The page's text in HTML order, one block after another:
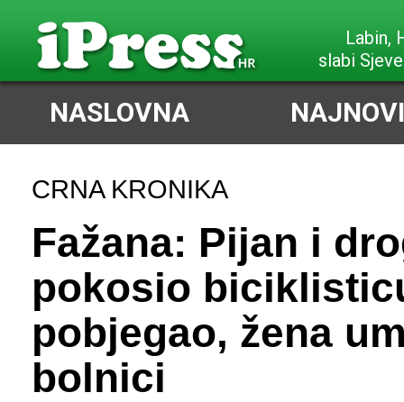
Labin,
slabi
NASLOVNA
CRNA KRONIKA
Fažana: Pijan i
pokosio
pobjegao, žena
bolnici